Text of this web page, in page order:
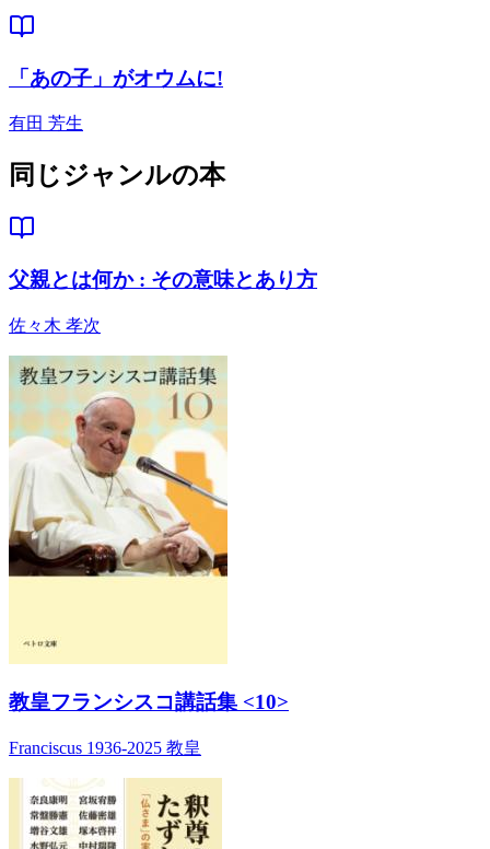
「あの子」がオウムに!
有田 芳生
同じジャンルの本
父親とは何か : その意味とあり方
佐々木 孝次
教皇フランシスコ講話集 <10>
Franciscus 1936-2025 教皇